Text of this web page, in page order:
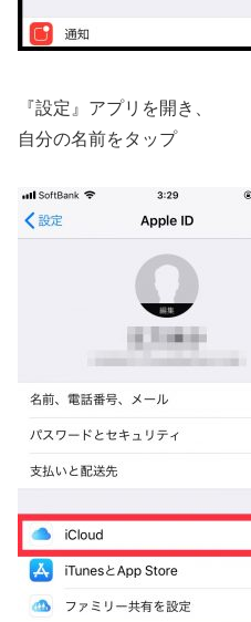
『設定』アプリを開き、
自分の名前をタップ